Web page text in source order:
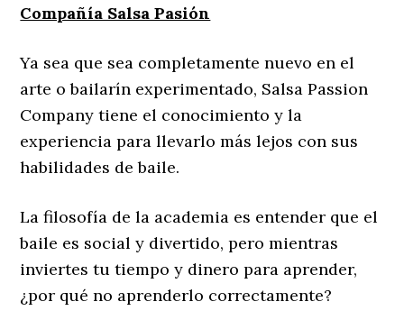
Compañía Salsa Pasión
Ya sea que sea completamente nuevo en el
arte o bailarín experimentado, Salsa Passion
Company tiene el conocimiento y la
experiencia para llevarlo más lejos con sus
habilidades de baile.
La filosofía de la academia es entender que el
baile es social y divertido, pero mientras
inviertes tu tiempo y dinero para aprender,
¿por qué no aprenderlo correctamente?